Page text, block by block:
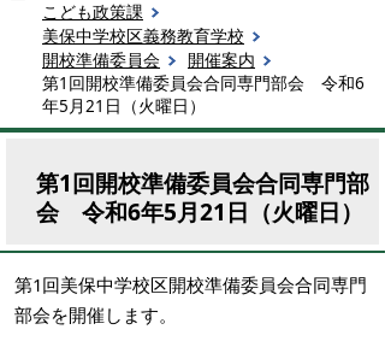
こども政策課
美保中学校区義務教育学校
開校準備委員会
開催案内
第1回開校準備委員会合同専門部会 令和6
年5月21日（火曜日）
第1回開校準備委員会合同専門部
会 令和6年5月21日（火曜日）
第1回美保中学校区開校準備委員会合同専門
部会を開催します。